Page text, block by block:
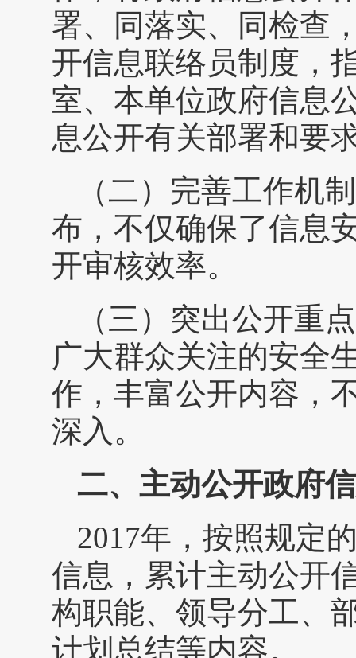
署、同落实、同检查
开信息联络员制度，
室、本单位政府信息
息公开有关部署和要
（二）完善工作机
布，不仅确保了信息
开审核效率。
（三）突出公开重
广大群众关注的安全
作，丰富公开内容，
深入。
二、主动公开政府
2017年，按照规定
信息，累计主动公开
构职能、领导分工、
计划总结等内容。